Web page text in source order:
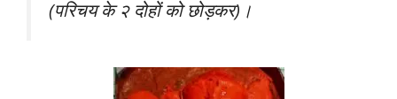
(परिचय के २ दोहों को छोड़कर)।